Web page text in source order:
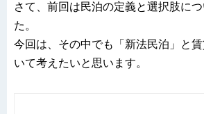
さて、前回は民泊の定義と選択肢に
た。
今回は、その中でも「新法民泊」と
いて考えたいと思います。